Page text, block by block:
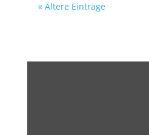
« Ältere Einträge